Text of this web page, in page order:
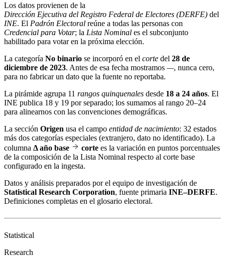
Los datos provienen de la
Dirección Ejecutiva del Registro Federal de Electores (DERFE) del
INE. El Padrón Electoral reúne a todas las personas con
Credencial para Votar; la Lista Nominal es el subconjunto
habilitado para votar en la próxima elección.
La categoría No binario se incorporó en el corte del 28 de
diciembre de 2023. Antes de esa fecha mostramos —, nunca cero,
para no fabricar un dato que la fuente no reportaba.
La pirámide agrupa 11 rangos quinquenales desde 18 a 24 años. El
INE publica 18 y 19 por separado; los sumamos al rango 20–24
para alinearnos con las convenciones demográficas.
La sección Origen usa el campo entidad de nacimiento: 32 estados
más dos categorías especiales (extranjero, dato no identificado). La
columna Δ año base corte es la variación en puntos porcentuales
de la composición de la Lista Nominal respecto al corte base
configurado en la ingesta.
Datos y análisis preparados por el equipo de investigación de
Statistical Research Corporation, fuente primaria INE–DERFE.
Definiciones completas en el glosario electoral.
Statistical
Research